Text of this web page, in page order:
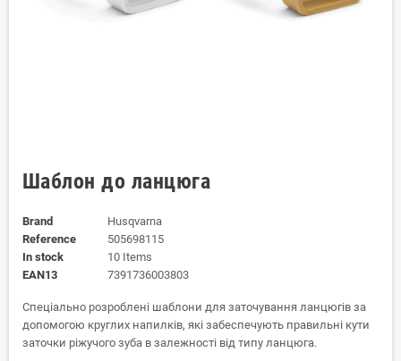
Шаблон до ланцюга
Brand
Husqvarna
Reference
505698115
In stock
10 Items
EAN13
7391736003803
Спеціально розроблені шаблони для заточування ланцюгів за
допомогою круглих напилків, які забеспечують правильні кути
заточки ріжучого зуба в залежності від типу ланцюга.